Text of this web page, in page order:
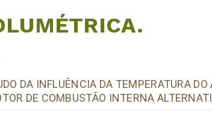
DA INFLUÊNCIA DA TEMPERATURA
DE COMBUSTÃO INTERNA